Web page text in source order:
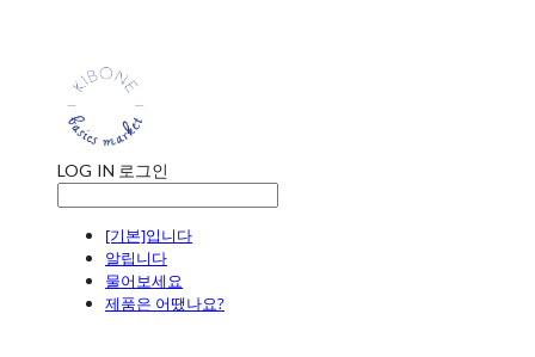
LOG IN 로그인
[기본]입니다
알립니다
물어보세요
제품은 어땠나요?